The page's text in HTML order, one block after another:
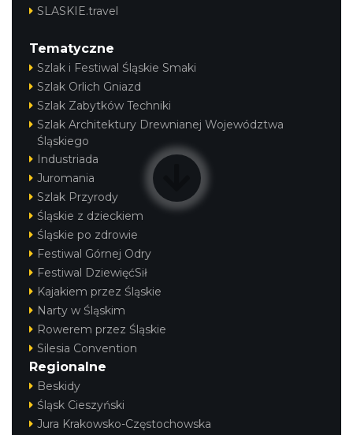
SLASKIE.travel
Tematyczne
Szlak i Festiwal Śląskie Smaki
Szlak Orlich Gniazd
Szlak Zabytków Techniki
Szlak Architektury Drewnianej Województwa
Śląskiego
Industriada
Juromania
Szlak Przyrody
Śląskie z dzieckiem
Śląskie po zdrowie
Festiwal Górnej Odry
Festiwal DziewięćSił
Kajakiem przez Śląskie
Narty w Śląskim
Rowerem przez Śląskie
Silesia Convention
Regionalne
Beskidy
Śląsk Cieszyński
Jura Krakowsko-Częstochowska